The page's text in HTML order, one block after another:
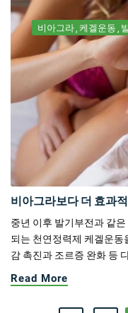
비아그라 케겔운동
비아그라보다 더 효과
중년 이후 발기부전과 같
되는 천연정력제 케겔운동
감 촉진과 조르증 완화 등
Read More